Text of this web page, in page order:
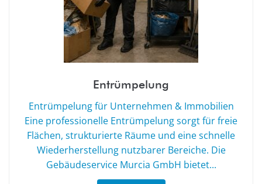
Entrümpelung
Entrümpelung für Unternehmen & Immobilien
Eine professionelle Entrümpelung sorgt für freie
Flächen, strukturierte Räume und eine schnelle
Wiederherstellung nutzbarer Bereiche. Die
Gebäudeservice Murcia GmbH bietet...